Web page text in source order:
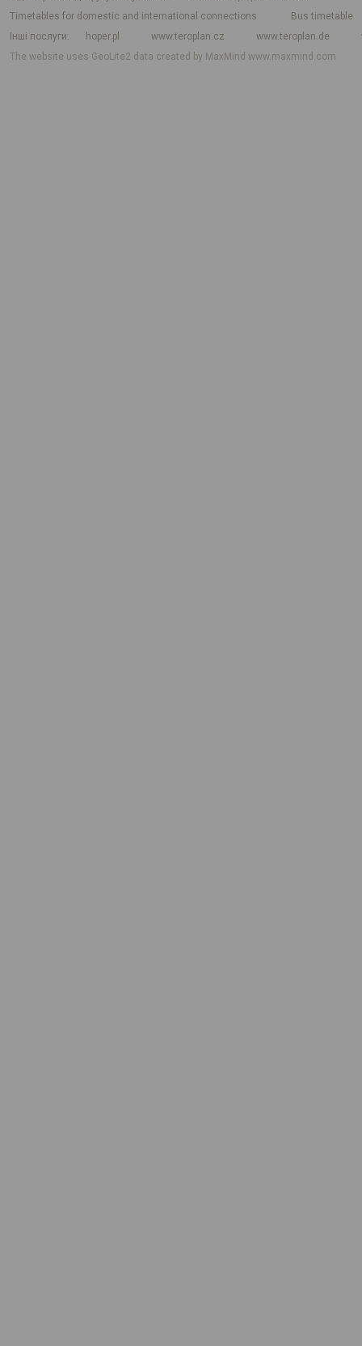
Timetables for domestic and international connections
Bus timetable
Інші послуги
hoper.pl www.teroplan.cz www.teroplan.de
The website uses GeoLite2 data created by MaxMindwww.maxmind.com